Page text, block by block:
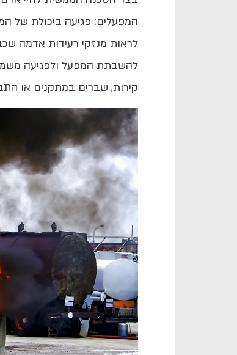
המפעלים: פגיעה ביכולת של
לראות מנזקי רעידות אדמה
להשבתת המפעל ולפגיעה
קירות, שברים במתקנים או